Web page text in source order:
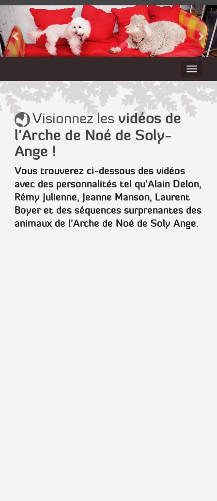
Visionnez les vidéos de
l'Arche de Noé de Soly-
Ange !
Vous trouverez ci-dessous des vidéos
avec des personnalités tel qu'Alain Delon,
Rémy Julienne, Jeanne Manson, Laurent
Boyeret des séquences surprenantes des
animaux de l'Arche de Noé de Soly Ange.